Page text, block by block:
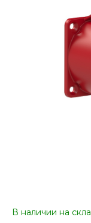
В наличии на